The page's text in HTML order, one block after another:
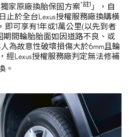
家原廠換胎保固方案*註1 」，自
止於全台Lexus授權服務廠換購橫
即可享有1年或1萬公里(以先到者
期間輪胎胎面如因道路不良、或
為故意性破壞損傷大於6mm且輪
經Lexus授權服務廠判定無法修補
。